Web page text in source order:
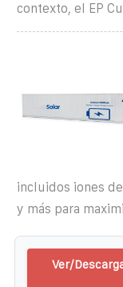
contexto, el EP
incluidos iones
y más para
Ver/